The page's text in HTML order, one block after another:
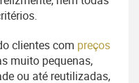
clientes com preços
muito pequenas,
ou até reutilizadas,